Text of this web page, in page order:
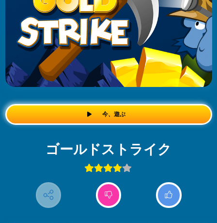
今、遊ぶ
ゴールドストライク